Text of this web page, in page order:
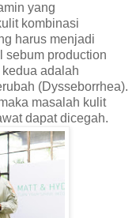
yang
kombinasi
harus menjadi
sebum production
adalah
(Dysseborrhea).
masalah kulit
dapat dicegah.